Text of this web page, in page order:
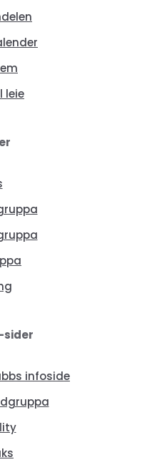
leie
sider
infoside